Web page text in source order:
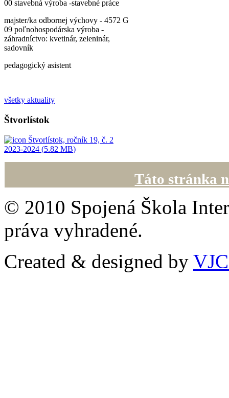
00 stavebná výroba -stavebné práce
majster/ka odbornej výchovy - 4572 G
09 poľnohospodárska výroba -
záhradníctvo: kvetinár, zeleninár,
sadovník
pedagogický asistent
všetky aktuality
Štvorlístok
Štvorlístok, ročník 19, č. 2
2023-2024 (5.82 MB)
Táto stránka
© 2010 Spojená Škola
práva vyhradené.
Created & designed by